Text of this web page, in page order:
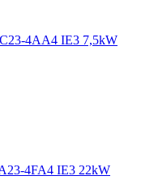
4AA4 IE3 7,5kW
4FA4 IE3 22kW